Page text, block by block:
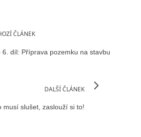
ČLÁNEK
6. díl: Příprava pozemku na stavbu
DALŠÍ ČLÁNEK
musí slušet, zaslouží si to!